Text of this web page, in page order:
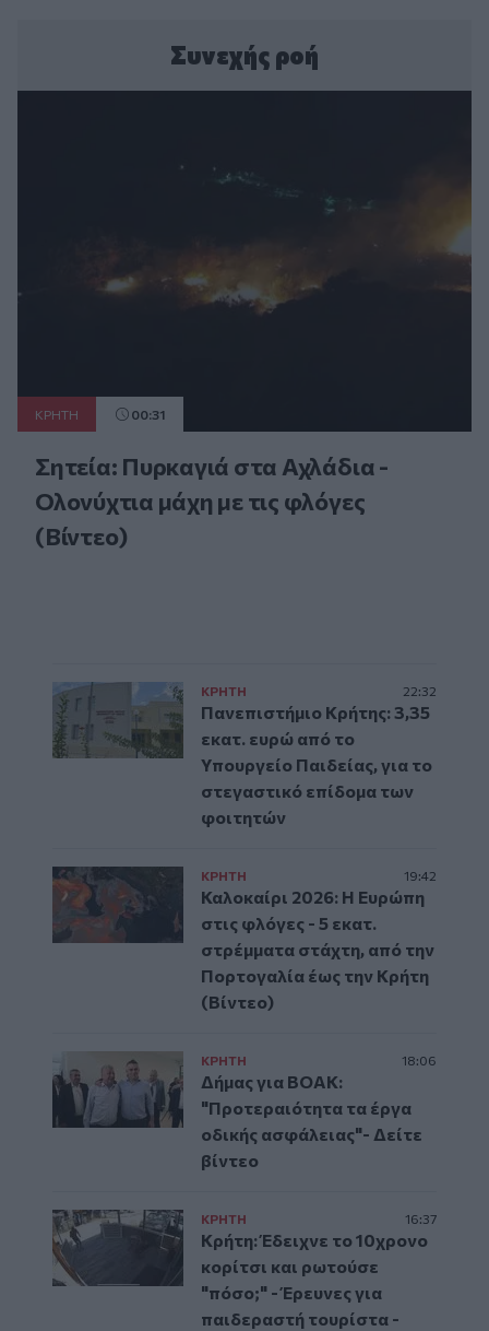
Συνεχής ροή
ΚΡΗΤΗ 00:31
Σητεία: Πυρκαγιά στα Αχλάδια -
Ολονύχτια μάχη με τις φλόγες
(Βίντεο)
ΚΡΗΤΗ 22:32
Πανεπιστήμιο Κρήτης: 3,35
εκατ. ευρώ από το
Υπουργείο Παιδείας, για το
στεγαστικό επίδομα των
φοιτητών
ΚΡΗΤΗ 19:42
Καλοκαίρι 2026: Η Ευρώπη
στις φλόγες - 5 εκατ.
στρέμματα στάχτη, από την
Πορτογαλία έως την Κρήτη
(Βίντεο)
ΚΡΗΤΗ 18:06
Δήμας για ΒΟΑΚ:
"Προτεραιότητα τα έργα
οδικής ασφάλειας"- Δείτε
βίντεο
ΚΡΗΤΗ 16:37
Κρήτη: Έδειχνε το 10χρονο
κορίτσι και ρωτούσε
"πόσο;" - Έρευνες για
παιδεραστή τουρίστα -